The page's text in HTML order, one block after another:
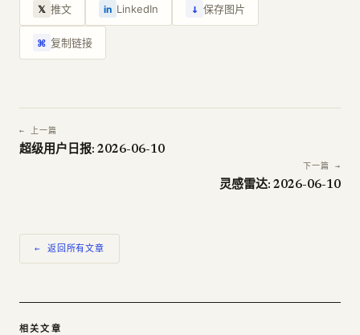
𝕏 推文 in LinkedIn ↓ 保存图片
⌘ 复制链接
← 上一篇
超级用户日报: 2026-06-10
下一篇 →
灵感雷达: 2026-06-10
← 返回所有文章
相关文章